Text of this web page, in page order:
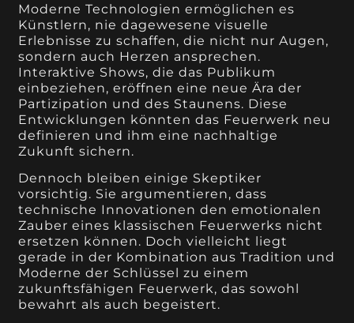
Moderne Technologien ermöglichen es
Künstlern, nie dagewesene visuelle
Erlebnisse zu schaffen, die nicht nur Augen,
sondern auch Herzen ansprechen.
Interaktive Shows, die das Publikum
einbeziehen, eröffnen eine neue Ära der
Partizipation und des Staunens. Diese
Entwicklungen könnten das Feuerwerk neu
definieren und ihm eine nachhaltige
Zukunft sichern.
Dennoch bleiben einige Skeptiker
vorsichtig. Sie argumentieren, dass
technische Innovationen den emotionalen
Zauber eines klassischen Feuerwerks nicht
ersetzen können. Doch vielleicht liegt
gerade in der Kombination aus Tradition und
Moderne der Schlüssel zu einem
zukunftsfähigen Feuerwerk, das sowohl
bewahrt als auch begeistert.